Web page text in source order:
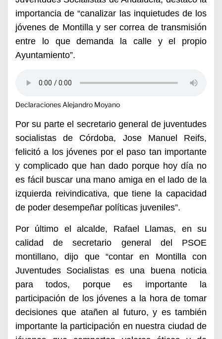
importancia de “canalizar las inquietudes de los
jóvenes de Montilla y ser correa de transmisión
entre lo que demanda la calle y el propio
Ayuntamiento”.
Declaraciones Alejandro Moyano
Por su parte e l secretario general de juventudes
socialistas de Córdoba, Jose Manuel Reifs,
felicitó a los jóvenes por el paso tan importante
y complicado que han dado porque hoy día no
es fácil buscar una mano amiga en el lado de la
izquierda reivindicativa, que tiene la capacidad
de poder desempeñar políticas juveniles”.
Por último el alcalde, Rafael Llamas, en su
calidad de secretario general del PSOE
montillano, dijo que “contar en Montilla con
Juventudes Socialistas es una buena noticia
para todos, porque es importante la
participación de los jóvenes a la hora de tomar
decisiones que atañen al futuro, y es también
importante la participación en nuestra ciudad de